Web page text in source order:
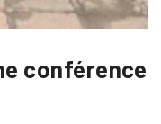
conférence